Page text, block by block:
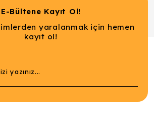
E-Bültene Kayıt Ol!
yaralanmak için hemen
kayıt ol!